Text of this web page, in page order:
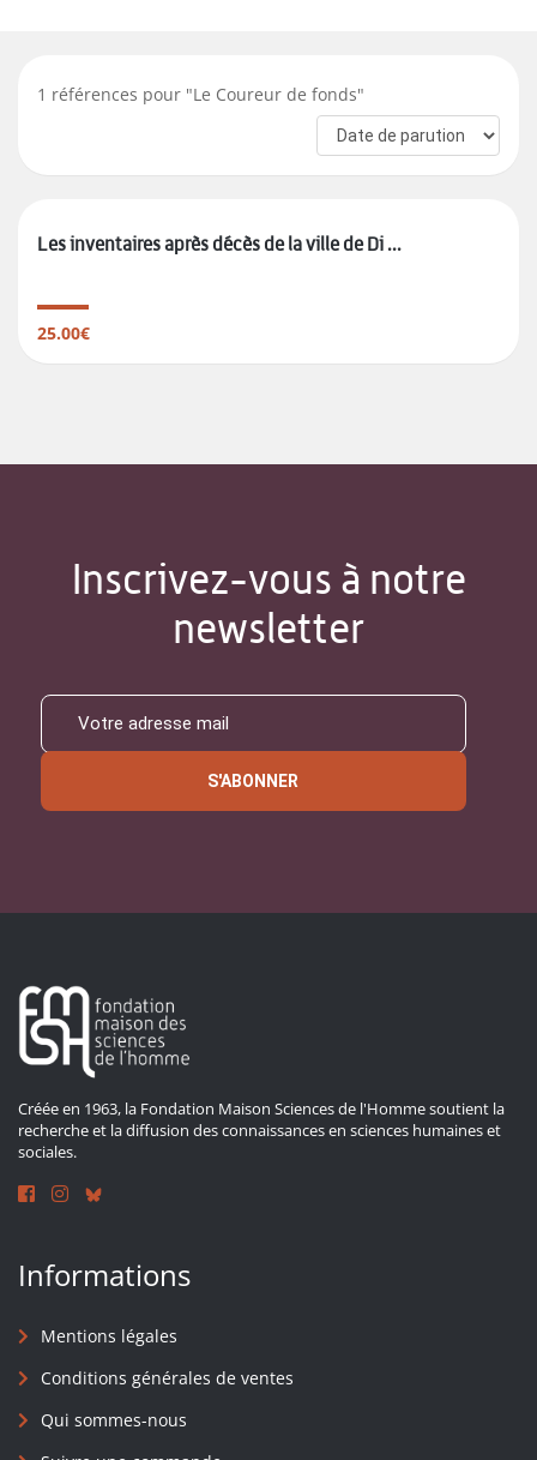
1 références pour "Le Coureur de fonds"
Les inventaires après décès de la ville de Di ...
25.00€
Inscrivez-vous à notre
newsletter
S'ABONNER
Créée en 1963, la Fondation Maison Sciences de l'Homme soutient la
recherche et la diffusion des connaissances en sciences humaines et
sociales.
Informations
Mentions légales
Conditions générales de ventes
Qui sommes-nous